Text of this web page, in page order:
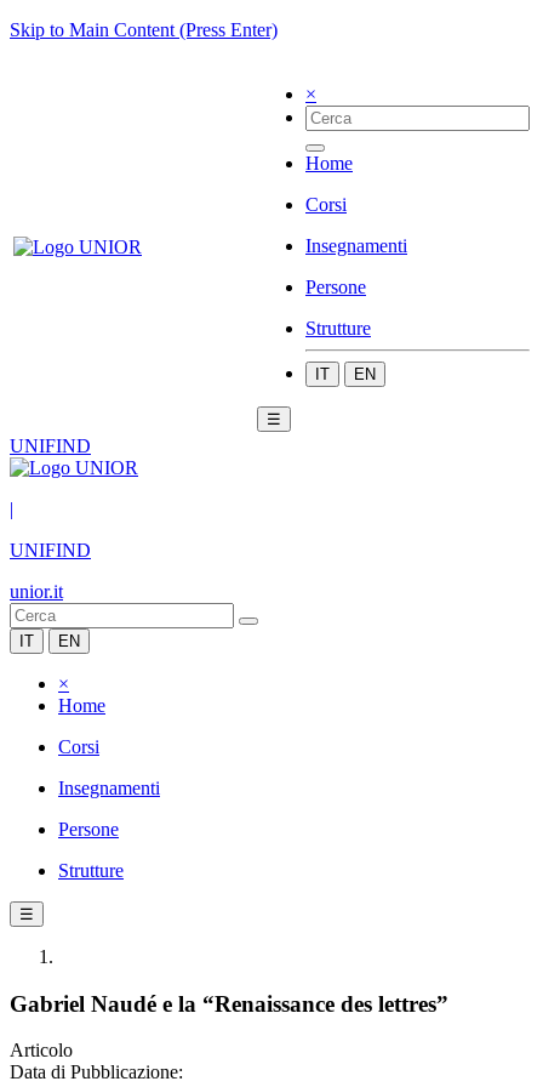
Skip to Main Content (Press Enter)
×
Home
Corsi
Insegnamenti
Persone
Strutture
IT EN
☰
UNIFIND
|
UNIFIND
unior.it
IT EN
×
Home
Corsi
Insegnamenti
Persone
Strutture
☰
Gabriel Naudé e la “Renaissance des lettres”
Articolo
Data di Pubblicazione: